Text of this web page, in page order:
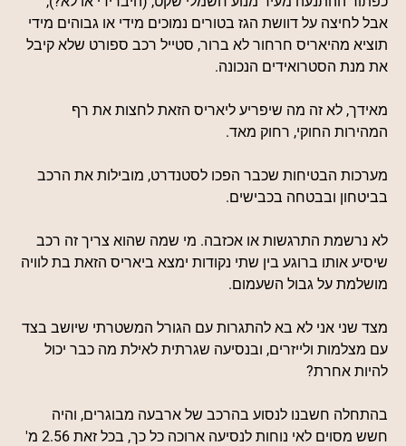
אבל לחיצה על דוושת הגז בטורים נמוכים מידי או גבוהים מידי
תוציא מהיאריס חרחור לא ברור, סטייל רכב ספורט שלא קיבל
את מנת הסטרואידים הנכונה.
מאידך, לא זה מה שיפריע ליאריס הזאת לחצות את רף
המהירות החוקי, רחוק מאד.
מערכות הבטיחות שכבר הפכו לסטנדרט, מובילות את הרכב
בביטחון ובבטחה בכבישים.
לא נרשמת התרגשות או אכזבה. מי שמה שהוא צריך זה רכב
שיסיע אותו ברוגע בין שתי נקודות ימצא ביאריס הזאת בת לוויה
מושלמת על גבול השעמום.
מצד שני אני לא בא להתגרות עם הגורל המשטרתי שיושב בצד
עם מצלמות ולייזרים, ובנסיעה שגרתית לאילת מה כבר יכול
להיות אחרת?
בהתחלה חשבנו לנסוע בהרכב של ארבעה מבוגרים, והיה
חשש מסוים לאי נוחות לנסיעה ארוכה כל כך, בכל זאת 2.56 מ'